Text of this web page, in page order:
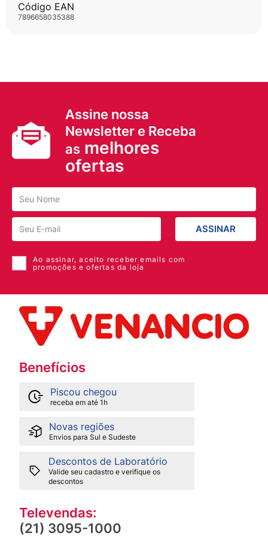
Código EAN
7896658035388
Assine nossa
Newsletter e Receba
as melhores
ofertas
ASSINAR
Ao assinar, aceito receber emails com
promoções e ofertas da loja
Benefícios
Piscou chegou
receba em até 1h
Novas regiões
Envios para Sul e Sudeste
Descontos de Laboratório
Valide seu cadastro e verifique os
descontos
Televendas:
(21) 3095-1000